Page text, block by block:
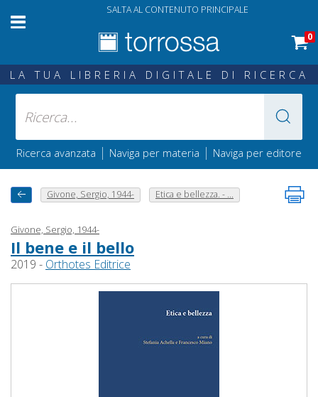
SALTA AL CONTENUTO PRINCIPALE
0
LA TUA LIBRERIA DIGITALE DI RICERCA
Ricerca avanzata | Naviga per materia | Naviga per editore
Givone, Sergio, 1944- Etica e bellezza. - ...
Givone, Sergio, 1944-
Il bene e il bello
2019 - Orthotes Editrice